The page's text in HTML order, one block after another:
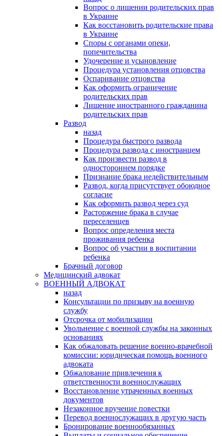
Вопрос о лишении родительских прав
в Украине
Как восстановить родительские права
в Украине
Споры с органами опеки,
попечительства
Удочерение и усыновление
Процедура установления отцовства
Оспаривание отцовства
Как оформить ограничение
родительских прав
Лишение иностранного гражданина
родительских прав
Развод
назад
Процедура быстрого развода
Процедура развода с иностранцем
Как произвести развод в
одностороннем порядке
Признание брака недействительным
Развод, когда присутствует обоюдное
согласие
Как оформить развод через суд
Расторжение брака в случае
переселенцев
Вопрос определения места
проживания ребенка
Вопрос об участии в воспитании
ребенка
Брачный договор
Медицинский адвокат
ВОЕННЫЙ АДВОКАТ
назад
Консультации по призыву на военную
службу
Отсрочка от мобилизации
Увольнение с военной службы на законных
основаниях
Как обжаловать решение военно-врачебной
комиссии: юридическая помощь военного
адвоката
Обжалование привлечения к
ответственности военнослужащих
Восстановление утраченных военных
документов
Незаконное вручение повестки
Перевод военнослужащих в другую часть
Бронирование военнообязанных